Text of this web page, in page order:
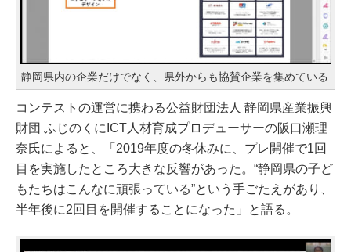
静岡県内の企業だけでなく、県外からも協賛企業を集めている
コンテストの運営に携わる公益財団法人 静岡県産業振興
財団 ふじのくにICT人材育成プロデューサーの阪口瀬理
奈氏によると、「2019年度の冬休みに、プレ開催で1回
目を実施したところ大きな反響があった。“静岡県の子ど
もたちはこんなに頑張っている”という手ごたえがあり、
半年後に2回目を開催することになった」と語る。